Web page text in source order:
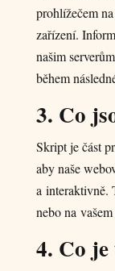
prohlížečem
zařízení.
našim
během
3. Co
Skript je část
aby naše
a interaktivně.
nebo na
4. Co